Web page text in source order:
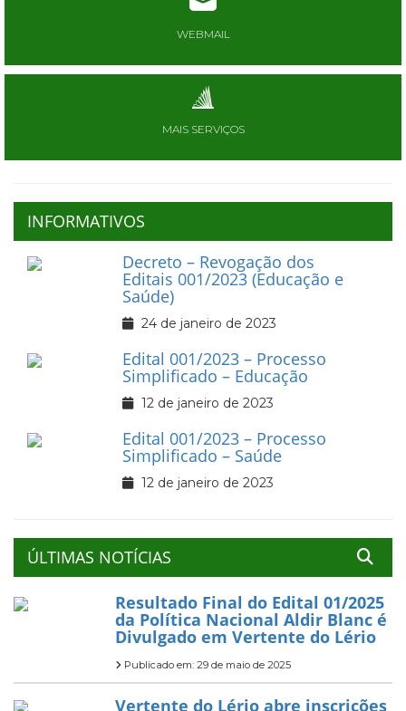
WEBMAIL
MAIS SERVIÇOS
INFORMATIVOS
Decreto – Revogação dos
Editais 001/2023 (Educação e
Saúde)
24 de janeiro de 2023
Edital 001/2023 – Processo
Simplificado – Educação
12 de janeiro de 2023
Edital 001/2023 – Processo
Simplificado – Saúde
12 de janeiro de 2023
ÚLTIMAS NOTÍCIAS
Resultado Final do Edital 01/2025
da Política Nacional Aldir Blanc é
Divulgado em Vertente do Lério
Publicado em: 29 de maio de 2025
Vertente do Lério abre inscrições